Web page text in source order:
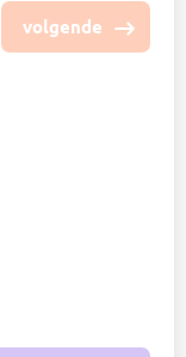
volgende